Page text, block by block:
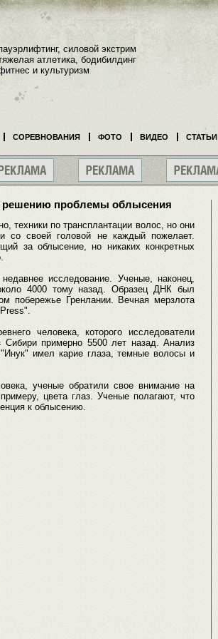
решению проблемы облысения
техники по трансплантации волос, но они
со своей головой не каждый пожелает.
за облысение, но никаких конкретных
исследование. Ученые, наконец,
4000 тому назад. Образец ДНК был
побережье Гренлании. Вечная мерзлота
человека, которого исследователи
Сибири примерно 5500 лет назад. Анализ
имел карие глаза, темные волосы и
ученые обратили свое внимание на
цвета глаз. Ученые полагают, что
к облысению.
силовой экстрим
атлетика, бодибилдинг
и культуризм
СОРЕВНОВАНИЯ ФОТО ВИДЕО СТАТЬИ